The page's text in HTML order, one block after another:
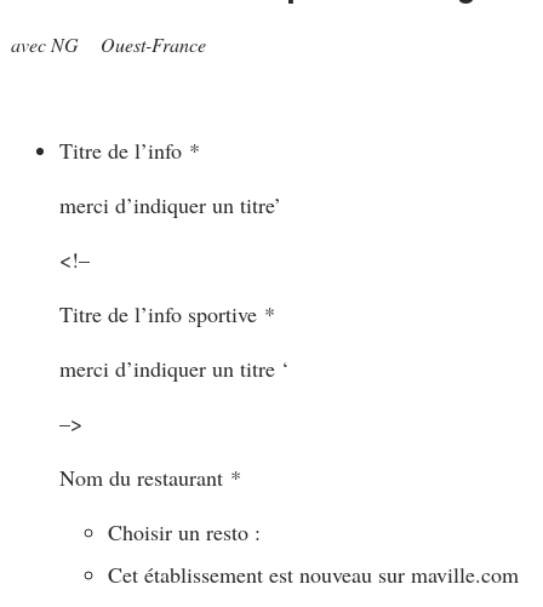
avec NG Ouest-France
Titre de l’info *
merci d’indiquer un titre’
<!–
Titre de l’info sportive *
merci d’indiquer un titre ‘
–>
Nom du restaurant *
Choisir un resto :
Cet établissement est nouveau sur maville.com